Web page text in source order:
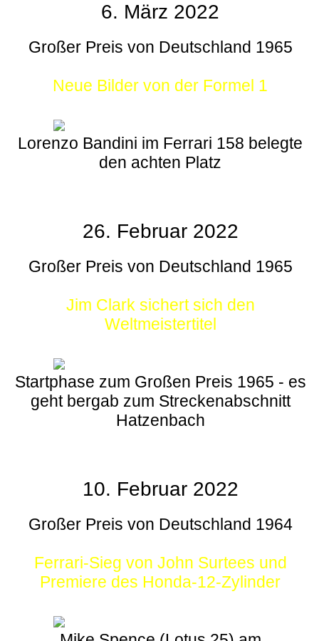
6. März 2022
Großer Preis von Deutschland 1965
Neue Bilder von der Formel 1
Lorenzo Bandini im Ferrari 158 belegte
den achten Platz
26. Februar 2022
Großer Preis von Deutschland 1965
Jim Clark sichert sich den
Weltmeistertitel
Startphase zum Großen Preis 1965 - es
geht bergab zum Streckenabschnitt
Hatzenbach
10. Februar 2022
Großer Preis von Deutschland 1964
Ferrari-Sieg von John Surtees und
Premiere des Honda-12-Zylinder